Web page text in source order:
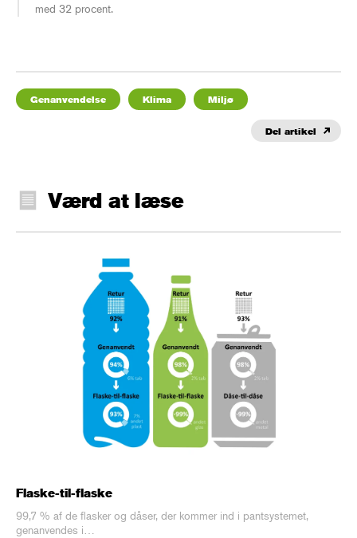
med 32 procent.
Genanvendelse Klima Miljø
Del artikel
Værd at læse
Flaske-til-flaske
99,7 % af de flasker og dåser, der kommer ind i pantsystemet,
genanvendes i…